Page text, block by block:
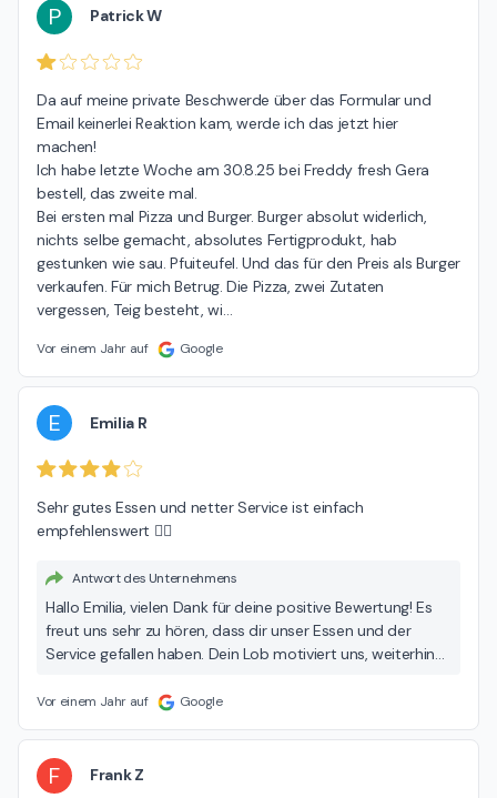
P Patrick W
Da auf meine private Beschwerde über das Formular und
Email keinerlei Reaktion kam, werde ich das jetzt hier
machen!
Ich habe letzte Woche am 30.8.25 bei Freddy fresh Gera
bestell, das zweite mal.
Bei ersten mal Pizza und Burger. Burger absolut widerlich,
nichts selbe gemacht, absolutes Fertigprodukt, hab
gestunken wie sau. Pfuiteufel. Und das für den Preis als Burger
verkaufen. Für mich Betrug. Die Pizza, zwei Zutaten
vergessen, Teig besteht, wi…
Vor einem Jahr auf Google
E Emilia R
Sehr gutes Essen und netter Service ist einfach
empfehlenswert 👍🏻
Antwort des Unternehmens
Hallo Emilia, vielen Dank für deine positive Bewertung! Es
freut uns sehr zu hören, dass dir unser Essen und der
Service gefallen haben. Dein Lob motiviert uns, weiterhin
Team
Vor einem Jahr auf Google
F Frank Z